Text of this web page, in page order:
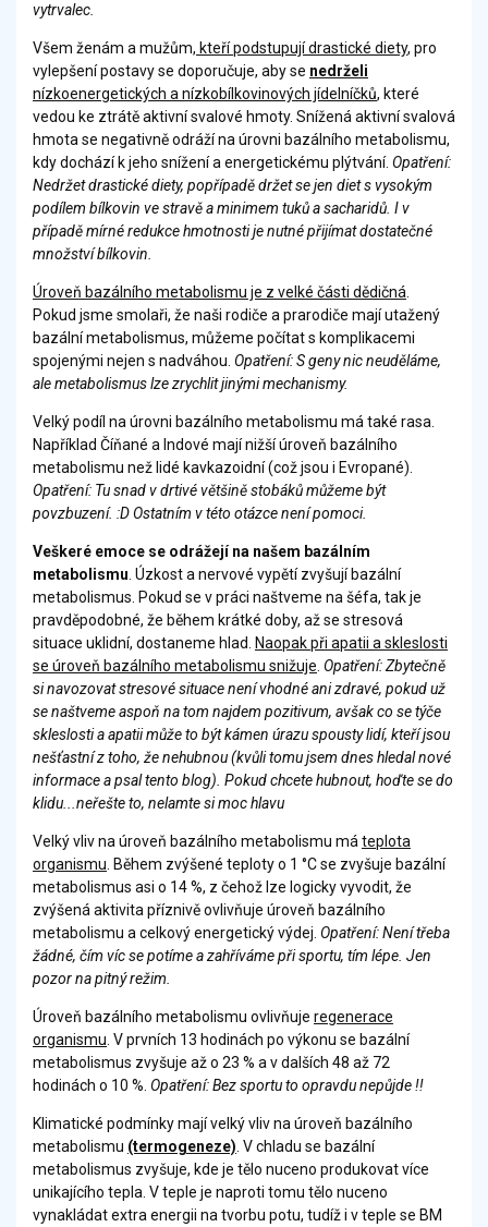
vytrvalec.
Všem ženám a mužům, kteří podstupují drastické diety, pro
vylepšení postavy se doporučuje, aby se nedrželi
nízkoenergetických a nízkobílkovinových jídelníčků, které
vedou ke ztrátě aktivní svalové hmoty. Snížená aktivní svalová
hmota se negativně odráží na úrovni bazálního metabolismu,
kdy dochází k jeho snížení a energetickému plýtvání. Opatření:
Nedržet drastické diety, popřípadě držet se jen diet s vysokým
podílem bílkovin ve stravě a minimem tuků a sacharidů. I v
případě mírné redukce hmotnosti je nutné přijímat dostatečné
množství bílkovin.
Úroveň bazálního metabolismu je z velké části dědičná.
Pokud jsme smolaři, že naši rodiče a prarodiče mají utažený
bazální metabolismus, můžeme počítat s komplikacemi
spojenými nejen s nadváhou. Opatření: S geny nic neuděláme,
ale metabolismus lze zrychlit jinými mechanismy.
Velký podíl na úrovni bazálního metabolismu má také rasa.
Například Číňané a Indové mají nižší úroveň bazálního
metabolismu než lidé kavkazoidní (což jsou i Evropané).
Opatření: Tu snad v drtivé většině stobáků můžeme být
povzbuzení. :D Ostatním v této otázce není pomoci.
Veškeré emoce se odrážejí na našem bazálním
metabolismu. Úzkost a nervové vypětí zvyšují bazální
metabolismus. Pokud se v práci naštveme na šéfa, tak je
pravděpodobné, že během krátké doby, až se stresová
situace uklidní, dostaneme hlad. Naopak při apatii a skleslosti
se úroveň bazálního metabolismu snižuje. Opatření: Zbytečně
si navozovat stresové situace není vhodné ani zdravé, pokud už
se naštveme aspoň na tom najdem pozitivum, avšak co se týče
skleslosti a apatii může to být kámen úrazu spousty lidí, kteří jsou
nešťastní z toho, že nehubnou (kvůli tomu jsem dnes hledal nové
informace a psal tento blog). Pokud chcete hubnout, hoďte se do
klidu...neřešte to, nelamte si moc hlavu
Velký vliv na úroveň bazálního metabolismu máteplota
organismu. Během zvýšené teploty o 1 °C se zvyšuje bazální
metabolismus asi o 14 %, z čehož lze logicky vyvodit, že
zvýšená aktivita příznivě ovlivňuje úroveň bazálního
metabolismu a celkový energetický výdej. Opatření: Není třeba
žádné, čím víc se potíme a zahříváme při sportu, tím lépe. Jen
pozor na pitný režim.
Úroveň bazálního metabolismu ovlivňuje regenerace
organismu. V prvních 13 hodinách po výkonu se bazální
metabolismus zvyšuje až o 23 % a v dalších 48 až 72
hodinách o 10 %. Opatření: Bez sportu to opravdu nepůjde !!
Klimatické podmínky mají velký vliv na úroveň bazálního
metabolismu (termogeneze). V chladu se bazální
metabolismus zvyšuje, kde je tělo nuceno produkovat více
unikajícího tepla. V teple je naproti tomu tělo nuceno
vynakládat extra energii na tvorbu potu, tudíž i v teple se BM